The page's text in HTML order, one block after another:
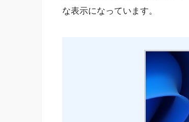
な表示になっています。